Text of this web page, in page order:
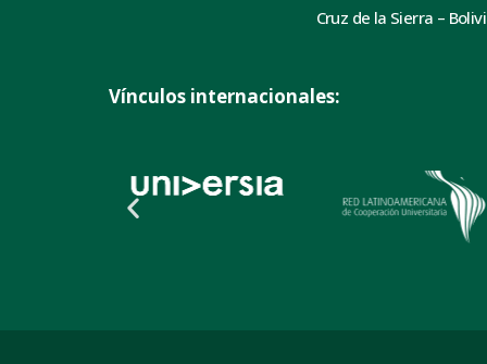
Cruz de la Sierra –
Vínculos internacionales: